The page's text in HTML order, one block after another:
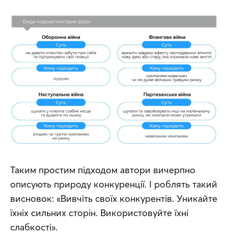
Таким простим підходом автори вичерпно
описують природу конкуренції. І роблять такий
висновок: «Вивчіть своїх конкурентів. Уникайте
їхніх сильних сторін. Використовуйте їхні
слабкості».